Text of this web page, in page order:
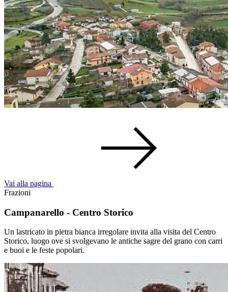
Vai alla pagina
Frazioni
Campanarello - Centro Storico
Un lastricato in pietra bianca irregolare invita alla visita del Centro
Storico, luogo ove si svolgevano le antiche sagre del grano con carri
e buoi e le feste popolari.